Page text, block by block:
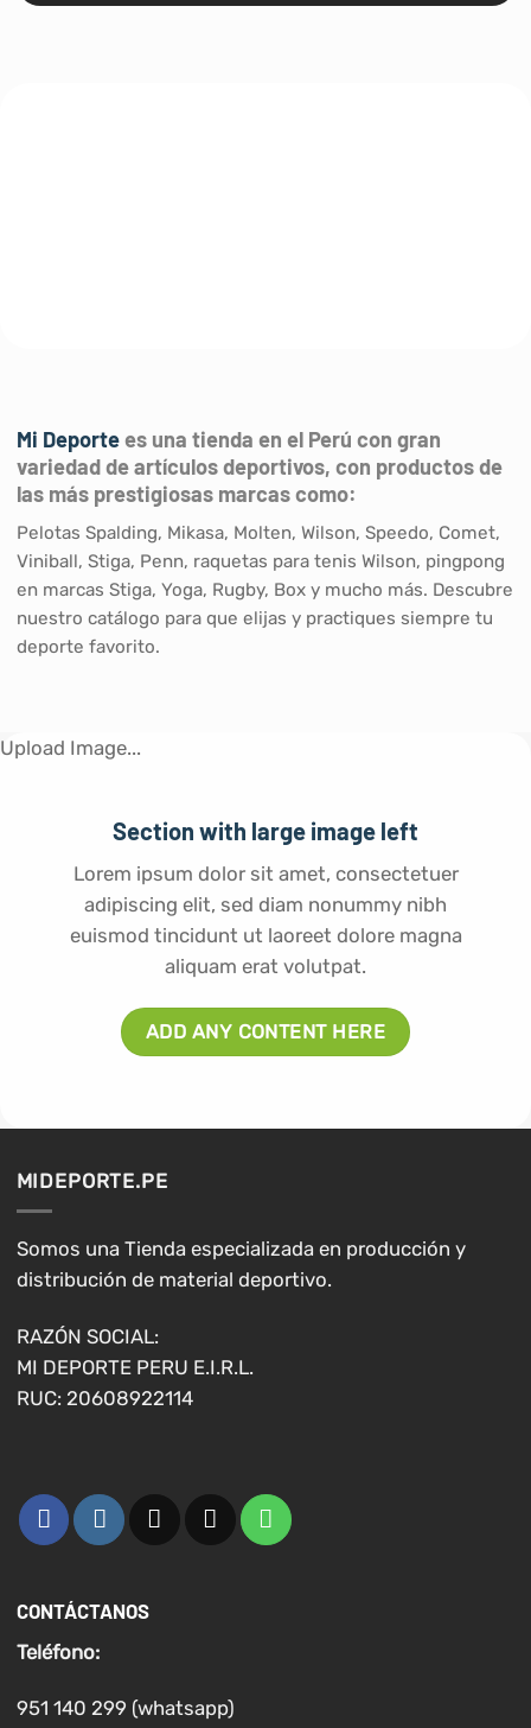
Mi Deporte es una tienda en el Perú con gran
variedad de artículos deportivos, con productos de
las más prestigiosas marcas como:
Pelotas Spalding, Mikasa, Molten, Wilson, Speedo, Comet,
Viniball, Stiga, Penn, raquetas para tenis Wilson, pingpong
en marcas Stiga, Yoga, Rugby, Box y mucho más. Descubre
nuestro catálogo para que elijas y practiques siempre tu
deporte favorito.
Upload Image...
Section with large image left
Lorem ipsum dolor sit amet, consectetuer
adipiscing elit, sed diam nonummy nibh
euismod tincidunt ut laoreet dolore magna
aliquam erat volutpat.
ADD ANY CONTENT HERE
MIDEPORTE.PE
Somos una Tienda especializada en producción y
distribución de material deportivo.
RAZÓN SOCIAL:
MI DEPORTE PERU E.I.R.L.
RUC: 20608922114
CONTÁCTANOS
Teléfono:
951 140 299 (whatsapp)